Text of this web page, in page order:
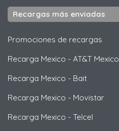
Recargas más enviadas
Promociones de recargas
Recarga Mexico - AT&T Mexico
Recarga Mexico - Bait
Recarga Mexico - Movistar
Recarga Mexico - Telcel